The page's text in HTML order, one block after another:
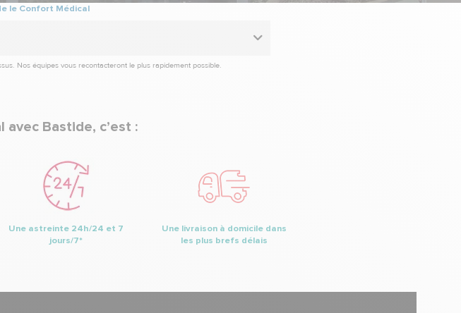
le Confort Médical
Nos équipes vous recontacteront le plus rapidement possible.
Bastide, c’est :
Une astreinte 24h/24 et 7
jours/7*
Une livraison à domicile dans
les plus brefs délais